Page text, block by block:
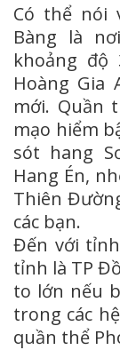
Có thể nói
Bàng là
khoảng
Hoàng
mới. Quần
mạo hiểm
sót hang
Hang Én,
Thiên
các bạn.
Đến với
tỉnh là TP
to lớn nếu
trong các
quần thể